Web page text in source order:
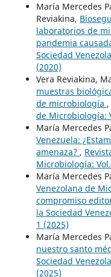
María Mercedes
Reviakina,
laboratorios de
pandemia
Sociedad
(2020)
Vera Reviakina,
muestras
de microbiología ,
de Microbiología:
María Mercedes
Venezuela:
amenaza? ,
Microbiología:
María Mercedes
Venezolana de
compromiso
la Sociedad
1 (2025)
María Mercedes
nuestro santo
Sociedad
(2025)